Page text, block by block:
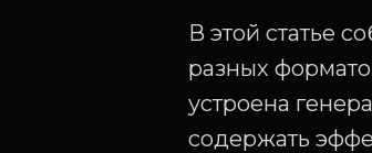
В этой статье
разных
устроена
содержать